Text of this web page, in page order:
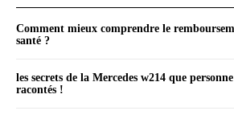
Comment mieux comprendre le
santé ?
les secrets de la Mercedes w214 que
racontés !